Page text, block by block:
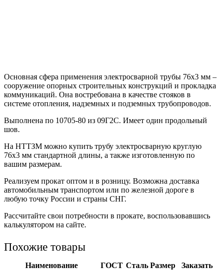
Основная сфера применения электросварной трубы 76х3 мм –
сооружение опорных строительных конструкций и прокладка
коммуникаций. Она востребована в качестве стояков в
системе отопления, надземных и подземных трубопроводов.
Выполнена по 10705-80 из 09Г2С. Имеет один продольный
шов.
На НТТЗМ можно купить трубу электросварную круглую
76х3 мм стандартной длины, а также изготовленную по
вашим размерам.
Реализуем прокат оптом и в розницу. Возможна доставка
автомобильным транспортом или по железной дороге в
любую точку России и страны СНГ.
Рассчитайте свои потребности в прокате, воспользовавшись
калькулятором на сайте.
Похожие товары
Наименование ГОСТ Сталь Размер
Заказать